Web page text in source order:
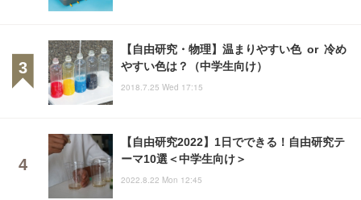
【自由研究・物理】温まりやすい色 or 冷め
やすい色は？（中学生向け）
2018.7.25 Wed 17:15
【自由研究2022】1日でできる！自由研究テ
ーマ10選＜中学生向け＞
2022.8.22 Mon 12:45